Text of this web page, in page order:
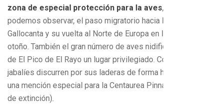
zona de especial protección para la aves, desde donde
podemos observar, el paso migratorio hacia la Laguna de
Gallocanta y su vuelta al Norte de Europa en la primavera y
otoño. También el gran número de aves nidificantes hacen
de El Pico de El Rayo un lugar privilegiado. Corzos, zorros y
jabalíes discurren por sus laderas de forma habitual y cabe
una mención especial para la Centaurea Pinnata (en peligro
de extinción).